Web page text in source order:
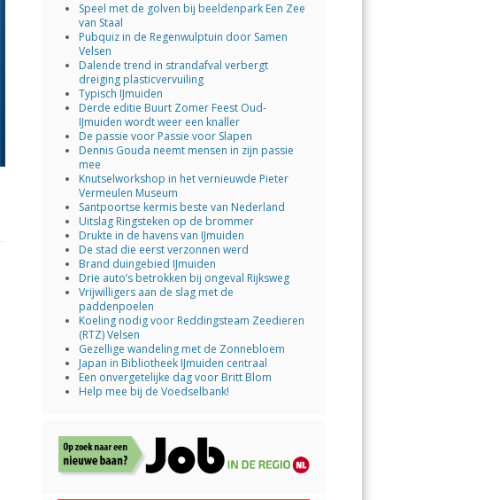
Speel met de golven bij beeldenpark Een Zee
van Staal
Pubquiz in de Regenwulptuin door Samen
Velsen
Dalende trend in strandafval verbergt
dreiging plasticvervuiling
Typisch IJmuiden
Derde editie Buurt Zomer Feest Oud-
IJmuiden wordt weer een knaller
De passie voor Passie voor Slapen
Dennis Gouda neemt mensen in zijn passie
mee
Knutselworkshop in het vernieuwde Pieter
Vermeulen Museum
Santpoortse kermis beste van Nederland
Uitslag Ringsteken op de brommer
Drukte in de havens van IJmuiden
De stad die eerst verzonnen werd
Brand duingebied IJmuiden
Drie auto’s betrokken bij ongeval Rijksweg
Vrijwilligers aan de slag met de
paddenpoelen
Koeling nodig voor Reddingsteam Zeedieren
(RTZ) Velsen
Gezellige wandeling met de Zonnebloem
Japan in Bibliotheek IJmuiden centraal
Een onvergetelijke dag voor Britt Blom
Help mee bij de Voedselbank!